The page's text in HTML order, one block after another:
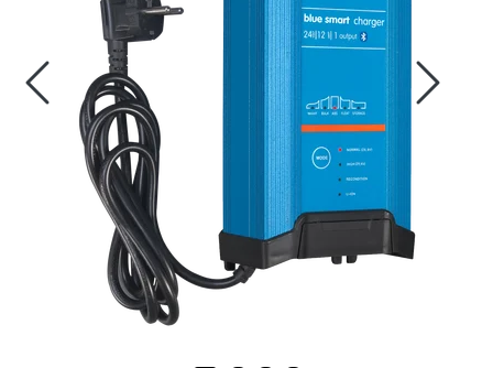
Motor/Styring
Fortøyning
Fritid/Sikkerhet
Båtpleie/Opplag